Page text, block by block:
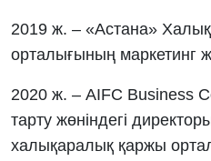
2019 ж. – «Астана»
орталығының маркетинг
2020 ж. – AIFC Business
тарту жөніндегі
халықаралық қаржы